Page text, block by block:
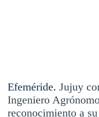
Efeméride. Jujuy
Ingeniero
reconocimiento a